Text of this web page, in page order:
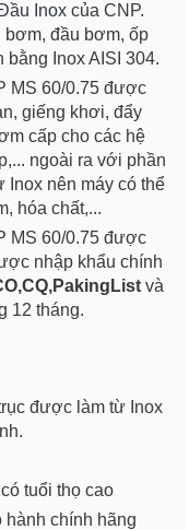
Inox của CNP.
đầu bơm, ốp
Inox AISI 304.
MS 60/0.75 được
giếng khơi, đẩy
cấp cho các hệ
ngoài ra với phần
nên máy có thể
hóa chất,...
MS 60/0.75 được
nhập khẩu chính
và
12 tháng.
được làm từ Inox
tuổi thọ cao
chính hãng